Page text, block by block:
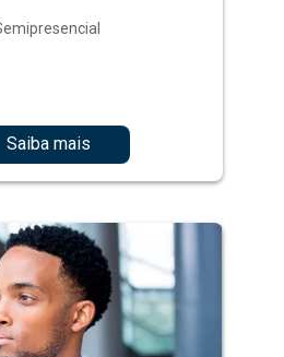
Saiba mais